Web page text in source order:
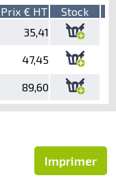
Prix € HT
Stock
35,41
47,45
89,60
Imprimer